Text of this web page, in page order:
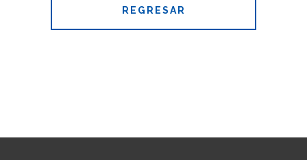
REGRESAR